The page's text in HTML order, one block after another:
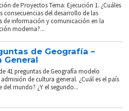
de Proyectos Tema: Ejecución 1. ¿Cuáles
consecuencias del desarrollo de las
de información y comunicación en la
moderna?...
de Geografía –
General
41 preguntas de Geografía modelo
de cultura general. ¿Cuál es el país
del mundo? ¿Y el segundo...